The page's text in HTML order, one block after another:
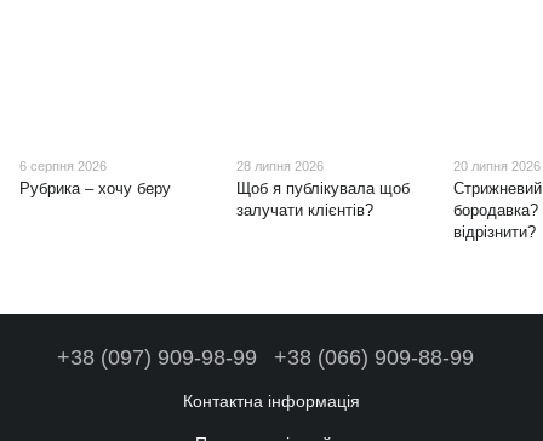
6 серпня 2026
Рубрика – хочу беру
28 липня 2026
Щоб я публікувала щоб
залучати клієнтів?
20 липня 2026
бородавка?
відрізнити?
+38 (097) 909-98-99 +38 (066) 909-88-99
Контактна інформація